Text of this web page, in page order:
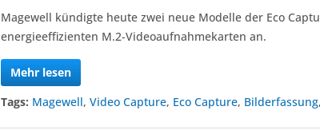
Magewell kündigte heute zwei neue Modelle der Eco
energieeffizienten M.2-Videoaufnahmekarten an.
Mehr lesen
Tags: Magewell,Video Capture, Eco Capture, Bilderfassung